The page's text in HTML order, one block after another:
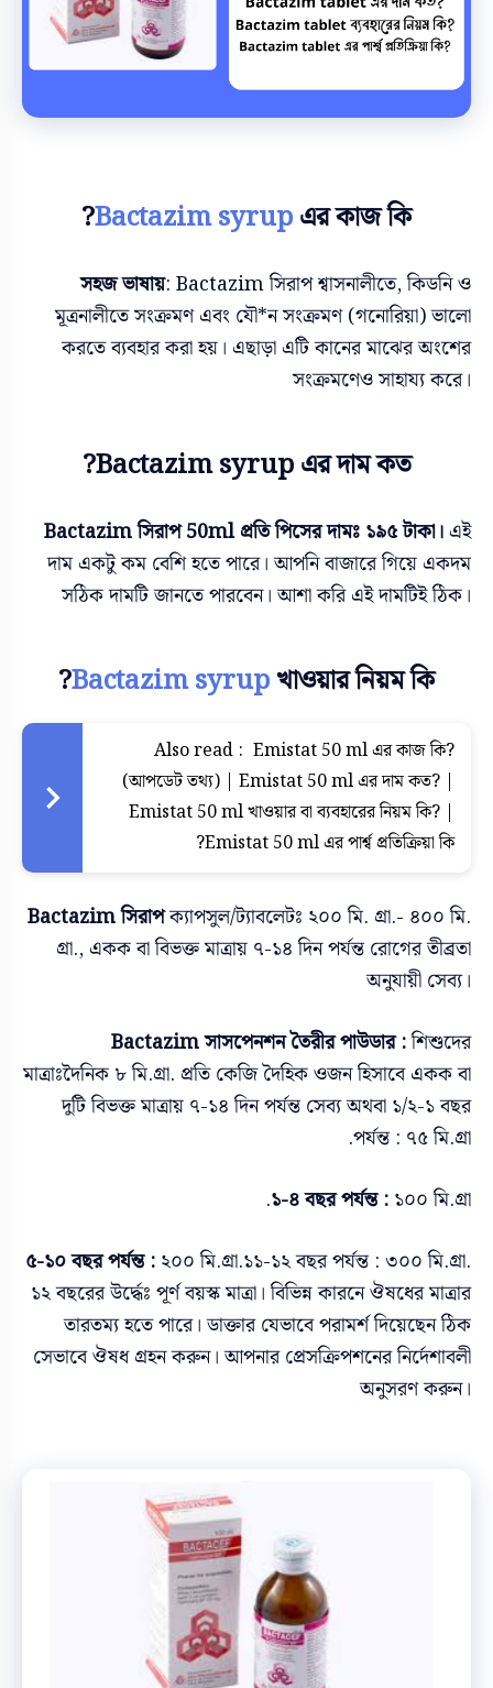
Bactazim syrupএর কাজ কি?
সহজ ভাষায়: Bactazim সিরাপ শ্বাসনালীতে, কিডনি ও
মূত্রনালীতে সংক্রমণ এবং যৌ*ন সংক্রমণ (গনোরিয়া) ভালো
করতে ব্যবহার করা হয়। এছাড়া এটি কানের মাঝের অংশের
সংক্রমণেও সাহায্য করে।
Bactazim syrup এর দাম কত?
Bactazim সিরাপ 50ml প্রতি পিসের দামঃ ১৯৫ টাকা। এই
দাম একটু কম বেশি হতে পারে। আপনি বাজারে গিয়ে একদম
সঠিক দামটি জানতে পারবেন। আশা করি এই দামটিই ঠিক।
Bactazim syrupখাওয়ার নিয়ম কি?
Also read : Emistat 50 ml এর কাজ কি?
(আপডেট তথ্য) | Emistat 50 ml এর দাম কত? |
Emistat 50 ml খাওয়ার বা ব্যবহারের নিয়ম কি? |
Emistat 50 ml এর পার্শ্ব প্রতিক্রিয়া কি?
Bactazim সিরাপক্যাপসুল/ট্যাবলেটঃ ২০০ মি. গ্রা.- ৪০০ মি.
গ্রা., একক বা বিভক্ত মাত্রায় ৭-১৪ দিন পর্যন্ত রোগের তীব্রতা
অনুযায়ী সেব্য।
Bactazimসাসপেনশন তৈরীর পাউডার :শিশুদের
মাত্রাঃদৈনিক ৮ মি.গ্রা. প্রতি কেজি দৈহিক ওজন হিসাবে একক বা
দুটি বিভক্ত মাত্রায় ৭-১৪ দিন পর্যন্ত সেব্য অথবা ১/২-১ বছর
পর্যন্ত : ৭৫ মি.গ্রা.
১-৪ বছর পর্যন্ত : ১০০ মি.গ্রা.
৫-১০ বছর পর্যন্ত : ২০০ মি.গ্রা.১১-১২ বছর পর্যন্ত : ৩০০ মি.গ্রা.
১২ বছরের উর্দ্ধেঃ পূর্ণ বয়স্ক মাত্ৰা। বিভিন্ন কারনে ঔষধের মাত্রার
তারতম্য হতে পারে। ডাক্তার যেভাবে পরামর্শ দিয়েছেন ঠিক
সেভাবে ঔষধ গ্রহন করুন। আপনার প্রেসক্রিপশনের নির্দেশাবলী
অনুসরণ করুন।